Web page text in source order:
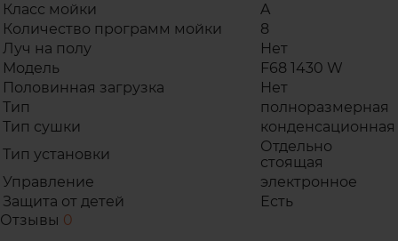
Класс мойки
A
Количество программ мойки
8
Луч на полу
Нет
Модель
F68 1430 W
Половинная загрузка
Нет
Тип
полноразмерная
Тип сушки
конденсационная
Тип установки
Отдельно
стоящая
Управление
электронное
Защита от детей
Есть
Отзывы 0